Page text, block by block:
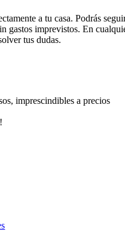
a tu casa. Podrás
gastos imprevistos. En
tus dudas.
imprescindibles a precios